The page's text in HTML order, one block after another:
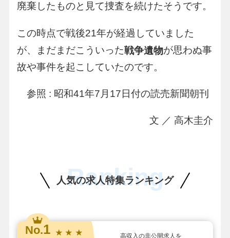
廃棄したものと見て捜査を続けたそうです。
この時点で戦後21年が経過していました
が、まだまだこういった戦争遺物が思わぬ事
故や事件を起こしていたのです。
参照 : 昭和41年7月17日付の読売新聞朝刊
文 ／ 高木圭介
人気の求人特集ランキング
Ranking
No.1 ★ ★ ★ 高収入の非公開求人を